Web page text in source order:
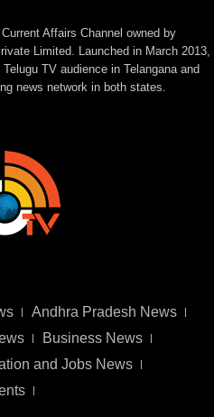
Affairs Channel owned by
Limited. Launched in March 2013,
TV audience in Telangana and
news network in both states.
Andhra Pradesh News
Business News
and Jobs News